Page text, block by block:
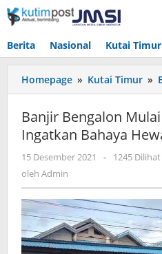
Lewati
ke
Berita Nasional Kutai Timur
Homepage » Kutai Timur »
Banjir Bengalon
Ingatkan Bahaya
15 Desember 2021
oleh
-
1245 Dilihat
oleh Admin